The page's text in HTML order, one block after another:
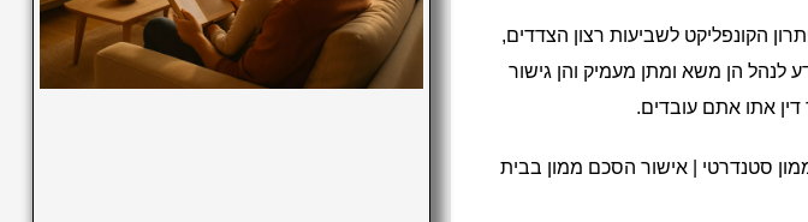
הקונפליקט לשביעות רצון הצדדים,
לנהל הן משא ומתן מעמיק והן גישור
דין אתו אתם עובדים.
סטנדרטי | אישור הסכם ממון בבית